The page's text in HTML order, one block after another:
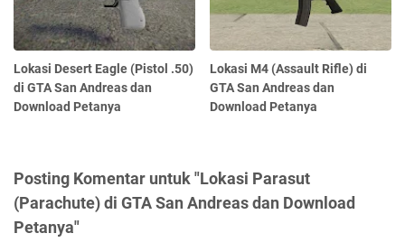
Lokasi Desert Eagle (Pistol .50)
di GTA San Andreas dan
Download Petanya
Lokasi M4 (Assault Rifle) di
GTA San Andreas dan
Download Petanya
Posting Komentar untuk "Lokasi Parasut
(Parachute) di GTA San Andreas dan Download
Petanya"